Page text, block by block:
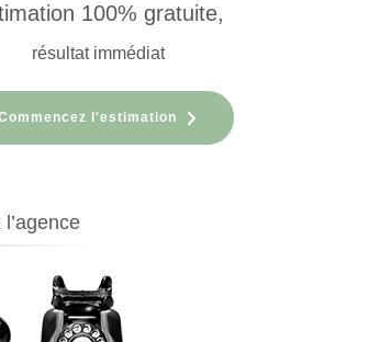
100% gratuite,
résultat immédiat
l'estimation